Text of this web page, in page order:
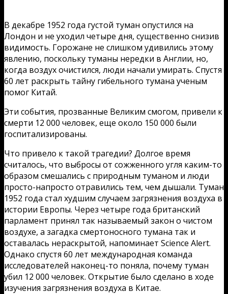
В декабре 1952 года густой туман опустился на
Лондон и не уходил четыре дня, существенно снизив
видимость. Горожане не слишком удивились этому
явлению, поскольку туманы нередки в Англии, но,
когда воздух очистился, люди начали умирать. Спустя
60 лет раскрыть тайну гибельного тумана ученым
помог Китай.
Эти события, прозванные Великим смогом, привели к
смерти 12 000 человек, еще около 150 000 были
госпитализированы.
Что привело к такой трагедии? Долгое время
считалось, что выбросы от сожженного угля каким-то
образом смешались с природным туманом и люди
просто-напросто отравились тем, чем дышали. Туман
1952 года стал худшим случаем загрязнения воздуха в
истории Европы. Через четыре года британский
парламент принял так называемый закон о чистом
воздухе, а загадка смертоносного тумана так и
оставалась нераскрытой, напоминает Science Alert.
Однако спустя 60 лет международная команда
исследователей наконец-то поняла, почему туман
убил 12 000 человек. Открытие было сделано в ходе
изучения загрязнения воздуха в Китае.